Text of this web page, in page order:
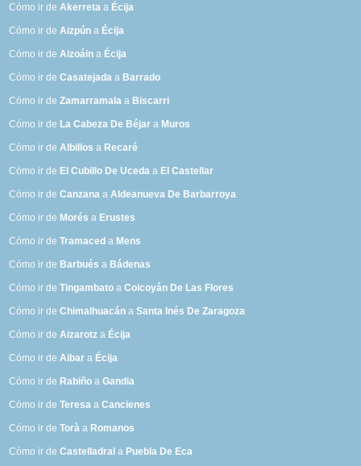
Cómo ir deAkerreta a Écija
Cómo ir deAizpún a Écija
Cómo ir deAizoáin a Écija
Cómo ir deCasatejada a Barrado
Cómo ir deZamarramala a Biscarri
Cómo ir de La Cabeza De Béjar a Muros
Cómo ir deAlbillos a Recaré
Cómo ir de El Cubillo De Uceda a El Castellar
Cómo ir deCanzana aAldeanueva De Barbarroya
Cómo ir de Morés a Erustes
Cómo ir deTramaced a Mens
Cómo ir de Barbués a Bádenas
Cómo ir deTingambato aCoicoyán De Las Flores
Cómo ir deChimalhuacán aSanta Inés De Zaragoza
Cómo ir deAizarotz a Écija
Cómo ir deAibar a Écija
Cómo ir de Rabiño aGandia
Cómo ir deTeresa aCancienes
Cómo ir deTorà a Romanos
Cómo ir deCastelladral a Puebla De Eca